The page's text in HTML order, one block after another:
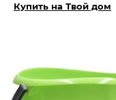
Купить на Твой дом